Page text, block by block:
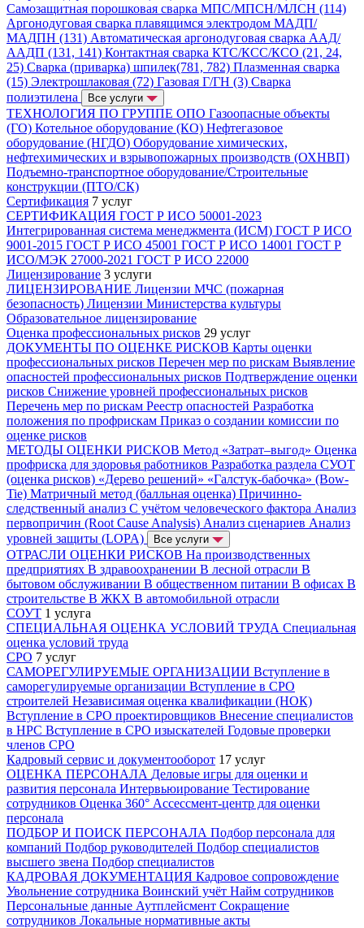
Самозащитная порошковая сварка МПС/МПСН/МЛСН (114)
Аргонодуговая сварка плавящимся электродом МАДП/
МАДПН (131) Автоматическая аргонодуговая сварка ААД/
ААДП (131, 141) Контактная сварка КТС/КСС/КСО (21, 24,
25) Сварка (приварка) шпилек(781, 782) Плазменная сварка
(15) Электрошлаковая (72) Газовая Г/ГН (3) Сварка
полиэтилена
Все услуги
ТЕХНОЛОГИЯ ПО ГРУППЕ ОПО Газоопасные объекты
(ГО) Котельное оборудование (КО) Нефтегазовое
оборудование (НГДО) Оборудование химических,
нефтехимических и взрывопожарных производств (ОХНВП)
Подъемно-транспортное оборудование/Строительные
конструкции (ПТО/СК)
Сертификация 7 услуг
СЕРТИФИКАЦИЯ ГОСТ Р ИСО 50001-2023
Интегрированная система менеджмента (ИСМ) ГОСТ Р ИСО
9001-2015 ГОСТ Р ИСО 45001 ГОСТ Р ИСО 14001 ГОСТ Р
ИСО/МЭК 27000-2021 ГОСТ Р ИСО 22000
Лицензирование 3 услуги
ЛИЦЕНЗИРОВАНИЕ Лицензии МЧС (пожарная
безопасность) Лицензии Министерства культуры
Образовательное лицензирование
Оценка профессиональных рисков 29 услуг
ДОКУМЕНТЫ ПО ОЦЕНКЕ РИСКОВ Карты оценки
профессиональных рисков Перечен мер по рискам Выявление
опасностей профессиональных рисков Подтверждение оценки
рисков Снижение уровней профессиональных рисков
Перечень мер по рискам Реестр опасностей Разработка
положения по профрискам Приказ о создании комиссии по
оценке рисков
МЕТОДЫ ОЦЕНКИ РИСКОВ Метод «Затрат–выгод» Оценка
профриска для здоровья работников Разработка раздела СУОТ
(оценка рисков) «Дерево решений» «Галстук-бабочка» (Bow-
Tie) Матричный метод (балльная оценка) Причинно-
следственный анализ С учётом человеческого фактора Анализ
первопричин (Root Cause Analysis) Анализ сценариев Анализ
уровней защиты (LOPA)
Все услуги
ОТРАСЛИ ОЦЕНКИ РИСКОВ На производственных
предприятиях В здравоохранении В лесной отрасли В
бытовом обслуживании В общественном питании В офисах В
строительстве В ЖКХ В автомобильной отрасли
СОУТ 1 услуга
СПЕЦИАЛЬНАЯ ОЦЕНКА УСЛОВИЙ ТРУДА Специальная
оценка условий труда
СРО 7 услуг
САМОРЕГУЛИРУЕМЫЕ ОРГАНИЗАЦИИ Вступление в
саморегулируемые организации Вступление в СРО
строителей Независимая оценка квалификации (НОК)
Вступление в СРО проектировщиков Внесение специалистов
в НРС Вступление в СРО изыскателей Годовые проверки
членов СРО
Кадровый сервис и документооборот 17 услуг
ОЦЕНКА ПЕРСОНАЛА Деловые игры для оценки и
развития персонала Интервьюирование Тестирование
сотрудников Оценка 360° Ассессмент-центр для оценки
персонала
ПОДБОР И ПОИСК ПЕРСОНАЛА Подбор персонала для
компаний Подбор руководителей Подбор специалистов
высшего звена Подбор специалистов
КАДРОВАЯ ДОКУМЕНТАЦИЯ Кадровое сопровождение
Увольнение сотрудника Воинский учёт Найм сотрудников
Персональные данные Аутплейсмент Сокращение
сотрудников Локальные нормативные акты